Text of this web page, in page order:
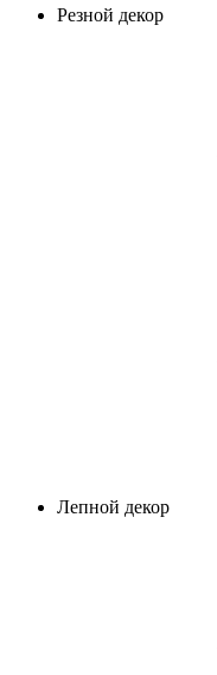
Резной декор
Лепной декор